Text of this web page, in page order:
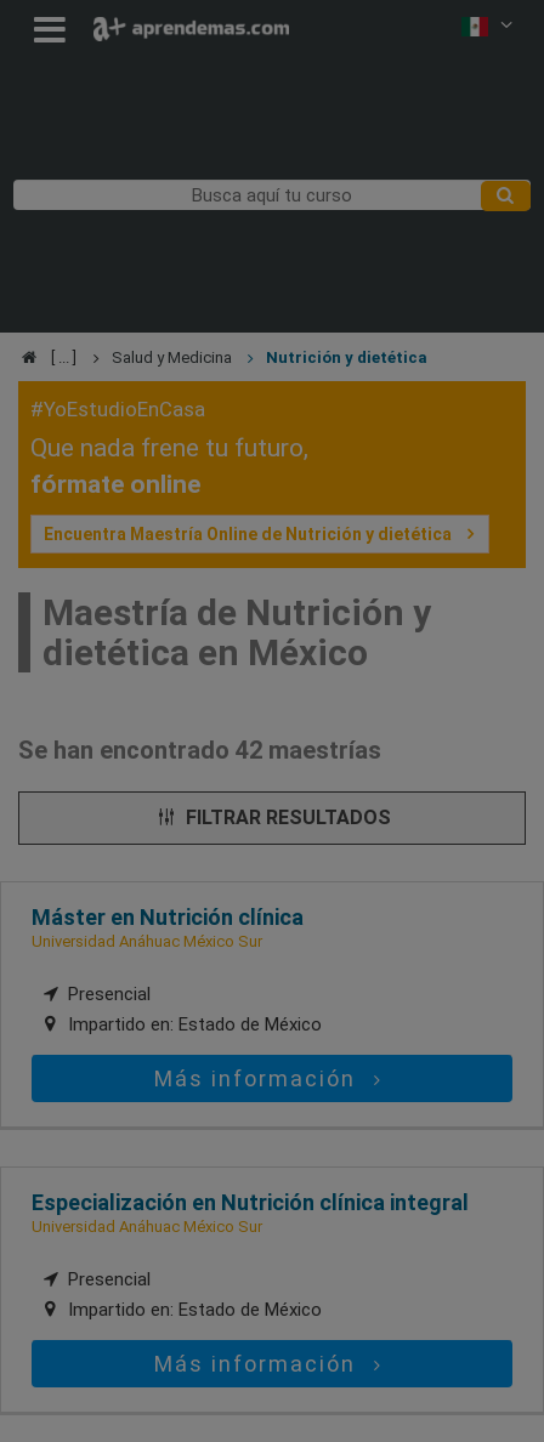
Salud y Medicina Nutrición y dietética
#YoEstudioEnCasa
Que nada frene tu futuro,
fórmate online
Encuentra Maestría Online de Nutrición y dietética
Maestría de Nutrición y
dietética en México
Se han encontrado 42 maestrías
FILTRAR RESULTADOS
Máster en Nutrición clínica
Universidad Anáhuac México Sur
Presencial
Impartido en: Estado de México
Más información
Especialización en Nutrición clínica integral
Universidad Anáhuac México Sur
Presencial
Impartido en: Estado de México
Más información